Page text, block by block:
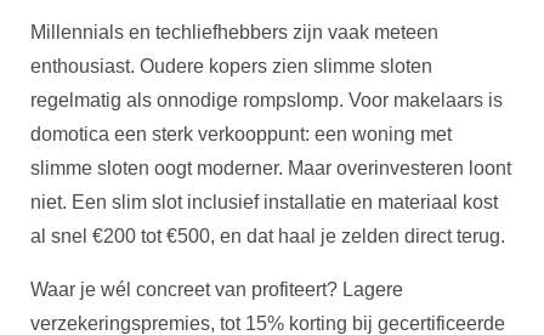
Millennials en techliefhebbers zijn vaak meteen
enthousiast. Oudere kopers zien slimme sloten
regelmatig als onnodige rompslomp. Voor makelaars is
domotica een sterk verkooppunt: een woning met
slimme sloten oogt moderner. Maar overinvesteren loont
niet. Een slim slot inclusief installatie en materiaal kost
al snel €200 tot €500, en dat haal je zelden direct terug.
Waar je wél concreet van profiteert? Lagere
verzekeringspremies, tot 15% korting bij gecertificeerde